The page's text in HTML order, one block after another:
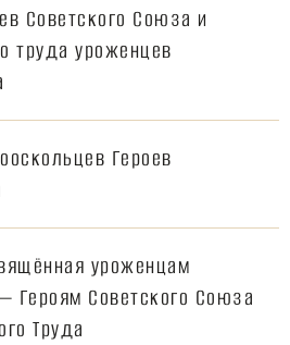
Советского Союза и
труда уроженцев
Героев
уроженцам
Героям Советского Союза
Труда